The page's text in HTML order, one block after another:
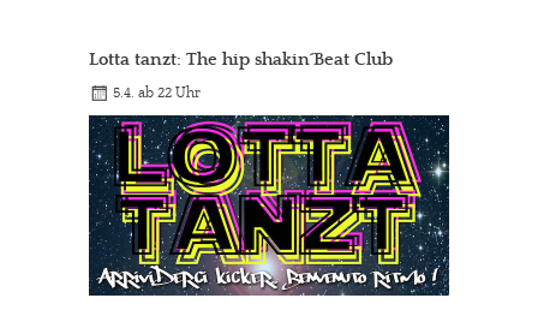
Lotta tanzt: The hip shakin´Beat Club
5.4. ab 22 Uhr